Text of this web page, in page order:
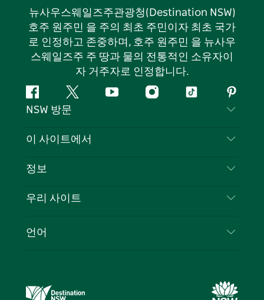
뉴사우스웨일즈주관광청(Destination NSW)
호주 원주민 을 주의 최초 주민이자 최초 국가
로 인정하고 존중하며, 호주 원주민 을 뉴사우
스웨일즈주 주 땅과 물의 전통적인 소유자이
자 거주자로 인정합니다.
페
이
북
지
다
유
인
틱
핀
터
스
NSW 방문
문의하기
쿠키 고지
이 사이트에서
목적지
이벤트
정보
여행 정보
뉴사우스웨일즈주 의 사업
우리 사이트
뉴사우스웨일즈주관광청(Destination NSW) 미디
언어